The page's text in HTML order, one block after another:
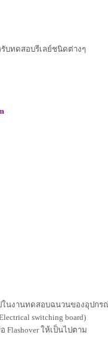
รับทดสอบรีเลย์ชนิดต่างๆ
ในงานทดสอบฉนวนของอุปกร
switching board)
Flashover ให้เป็นไปตาม